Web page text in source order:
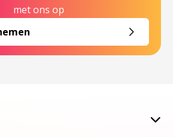
met ons op